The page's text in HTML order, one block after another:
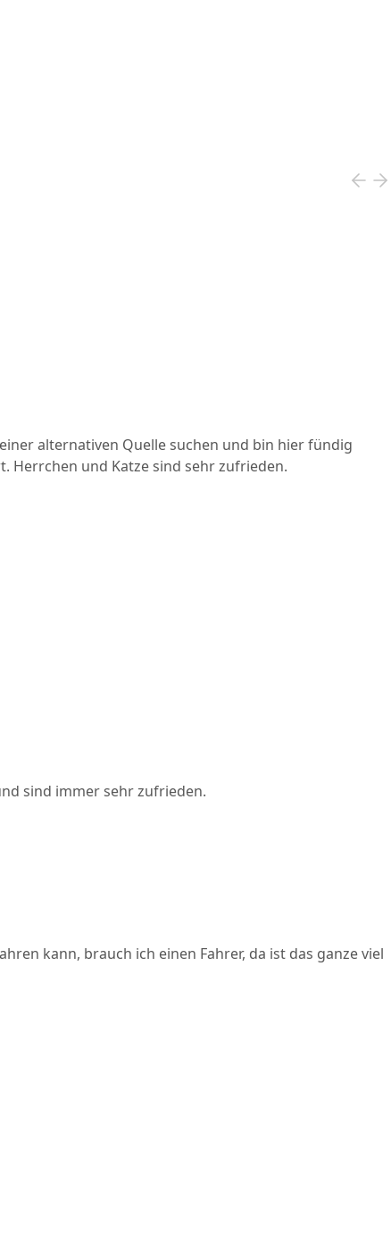
alternativen Quelle suchen und bin hier fündig
Herrchen und Katze sind sehr zufrieden.
sind immer sehr zufrieden.
kann, brauch ich einen Fahrer, da ist das ganze viel